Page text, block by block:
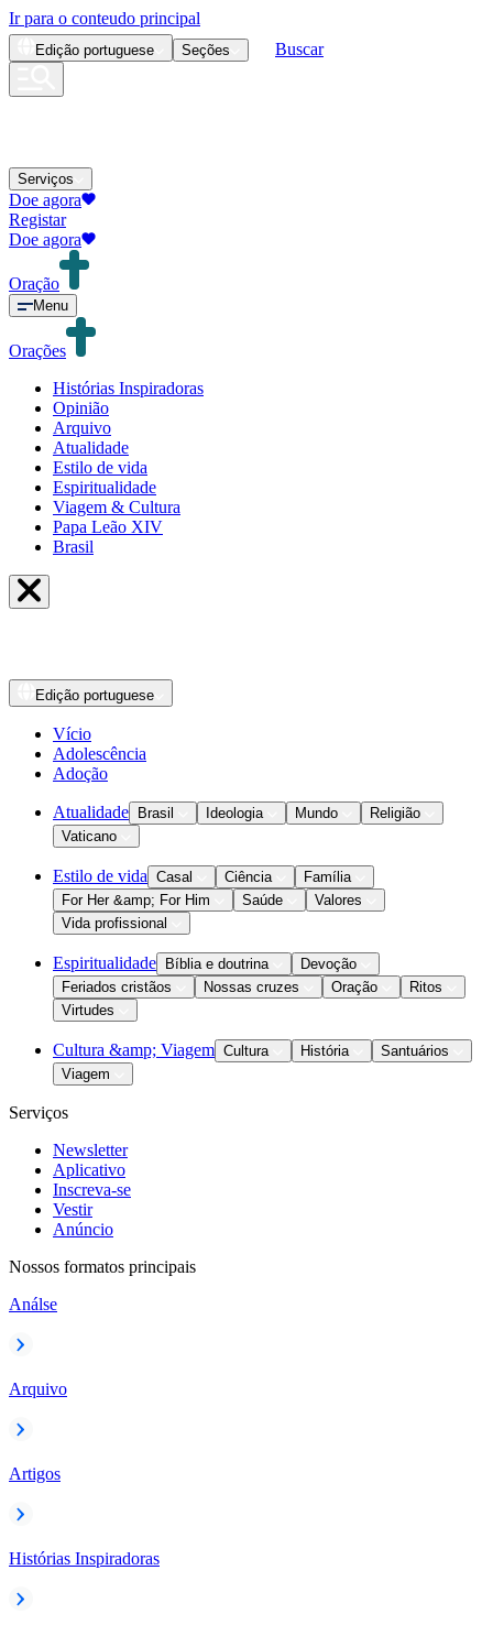
Ir para o conteudo principal
Edição portuguese Seções Buscar
Serviços
Doe agora
Registar
Doe agora
Oração
Menu
Orações
Histórias Inspiradoras
Opinião
Arquivo
Atualidade
Estilo de vida
Espiritualidade
Viagem & Cultura
Papa Leão XIV
Brasil
Edição portuguese
Vício
Adolescência
Adoção
Atualidade Brasil Ideologia Mundo
Religião
Vaticano
Estilo de vida Casal Ciência
Família
For Her &amp; For Him
Saúde
Valores
Vida profissional
Espiritualidade Bíblia e doutrina
Devoção
Feriados cristãos
Nossas cruzes Oração
Ritos
Virtudes
Cultura &amp; Viagem Cultura História
Santuários
Viagem
Serviços
Newsletter
Aplicativo
Inscreva-se
Vestir
Anúncio
Nossos formatos principais
Análse
Arquivo
Artigos
Histórias Inspiradoras